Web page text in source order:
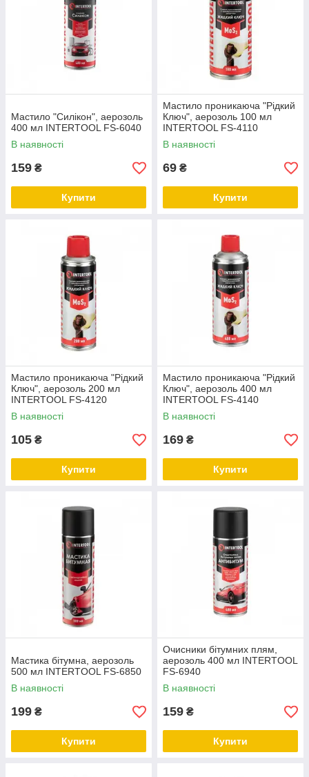
Мастило "Силікон", аерозоль
400 мл INTERTOOL FS-6040
В наявності
159 ₴
Купити
Мастило проникаюча "Рідкий
Ключ", аерозоль 100 мл
INTERTOOL FS-4110
В наявності
69 ₴
Купити
Мастило проникаюча "Рідкий
Ключ", аерозоль 200 мл
INTERTOOL FS-4120
В наявності
105 ₴
Купити
Мастило проникаюча "Рідкий
Ключ", аерозоль 400 мл
INTERTOOL FS-4140
В наявності
169 ₴
Купити
Мастика бітумна, аерозоль
500 мл INTERTOOL FS-6850
В наявності
199 ₴
Купити
Очисники бітумних плям,
аерозоль 400 мл INTERTOOL
FS-6940
В наявності
159 ₴
Купити